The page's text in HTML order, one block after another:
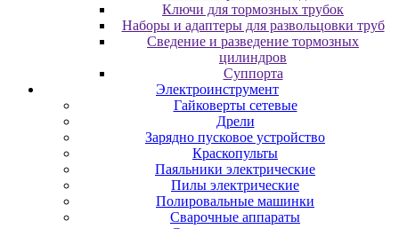
Ключи для тормозных трубок
Наборы и адаптеры для развольцовки труб
Сведение и разведение тормозных
цилиндров
Суппорта
Электроинструмент
Гайковерты сетевые
Дрели
Зарядно пусковое устройство
Краскопульты
Паяльники электрические
Пилы электрические
Полировальные машинки
Сварочные аппараты